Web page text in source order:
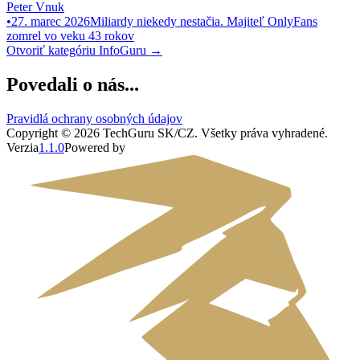
Peter Vnuk
•27. marec 2026Miliardy niekedy nestačia. Majiteľ OnlyFans
zomrel vo veku 43 rokov
Otvoriť kategóriu InfoGuru →
Povedali o nás...
Pravidlá ochrany osobných údajov
Copyright © 2026 TechGuru SK/CZ. Všetky práva vyhradené.
Verzia1.1.0Powered by